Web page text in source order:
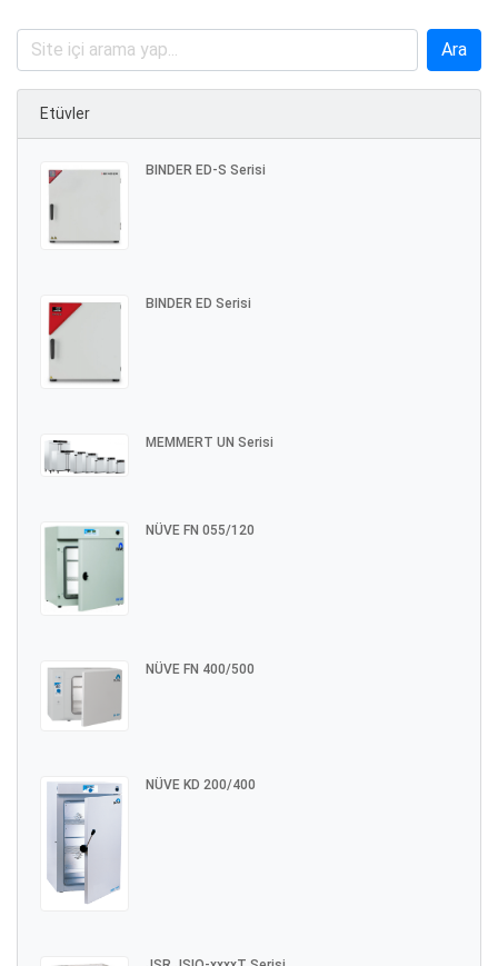
Etüvler
BINDER ED-S Serisi
BINDER ED Serisi
MEMMERT UN Serisi
NÜVE FN 055/120
NÜVE FN 400/500
NÜVE KD 200/400